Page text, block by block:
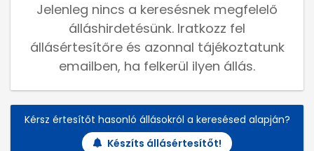
Jelenleg nincs a keresésnek megfelelő
álláshirdetésünk. Iratkozz fel
állásértesítőre és azonnal tájékoztatunk
emailben, ha felkerül ilyen állás.
Kérsz értesítőt hasonló állásokról a keresésed alapján?
Készíts állásértesítőt!